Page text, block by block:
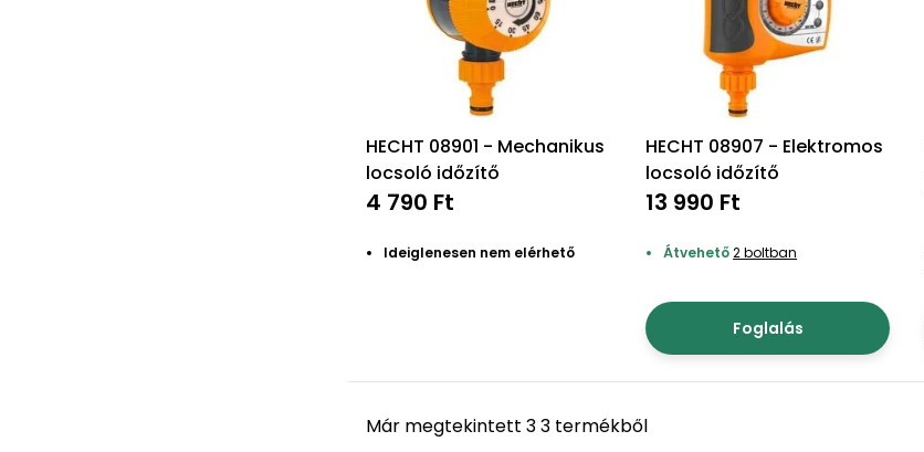
HECHT 08901 - Mechanikus
locsoló időzítő
4 790 Ft
Ideiglenesen nem elérhető
HECHT 08907 - Elektromos
locsoló időzítő
13 990 Ft
Átvehető2 boltban
Foglalás
Már megtekintett 3 3 termékből